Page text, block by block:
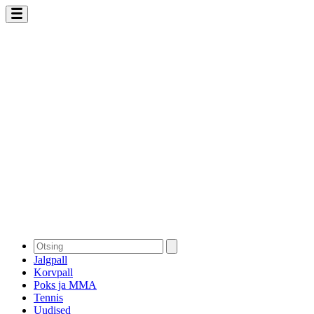
Jalgpall
Korvpall
Poks ja MMA
Tennis
Uudised